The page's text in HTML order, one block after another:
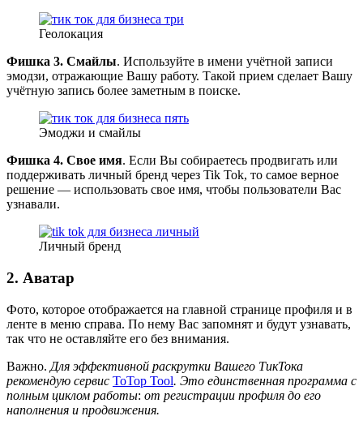
Геолокация
Фишка 3. Смайлы. Используйте в имени учётной записи
эмодзи, отражающие Вашу работу. Такой прием сделает Вашу
учётную запись более заметным в поиске.
Эмоджи и смайлы
Фишка 4. Свое имя. Если Вы собираетесь продвигать или
поддерживать личный бренд через Tik Tok, то самое верное
решение — использовать свое имя, чтобы пользователи Вас
узнавали.
Личный бренд
2. Аватар
Фото, которое отображается на главной странице профиля и в
ленте в меню справа. По нему Вас запомнят и будут узнавать,
так что не оставляйте его без внимания.
Важно. Для эффективной раскрутки Вашего ТикТока
рекомендую сервис ToTop Tool. Это единственная программа с
полным циклом работы: от регистрации профиля до его
наполнения и продвижения.